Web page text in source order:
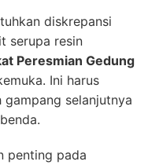
diskrepansi
serupa resin
Peresmian Gedung
Ini harus
selanjutnya
penting pada